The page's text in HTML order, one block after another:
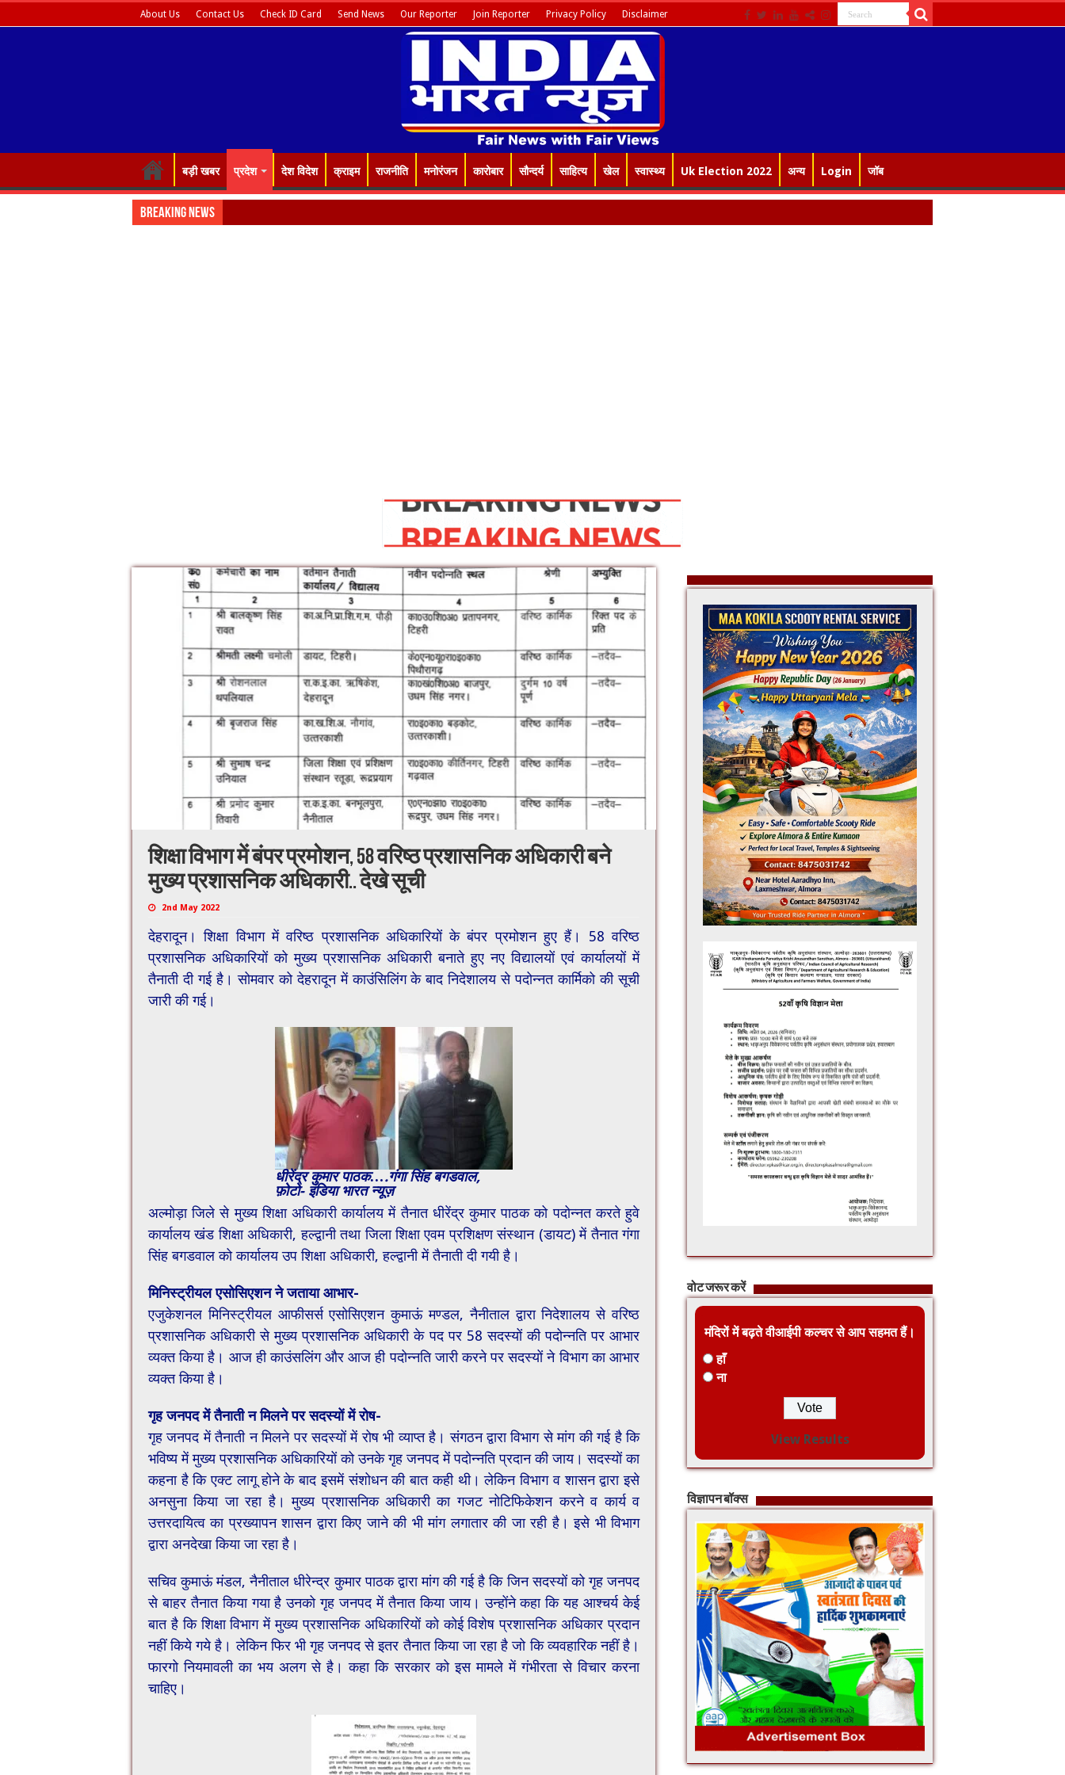
About Us Contact Us Check ID Card Send News Our Reporter Join Reporter Privacy Policy Disclaimer
बड़ी खबर प्रदेश देश विदेश क्राइम राजनीति मनोरंजन कारोबार सौन्दर्य साहित्य खेल स्वास्थ्य Uk Election 2022 अन्य Login जॉब
Breaking News
शिक्षा विभाग में बंपर प्रमोशन, 58 वरिष्ठ प्रशासनिक अधिकारी बने
मुख्य प्रशासनिक अधिकारी.. देखे सूची
2nd May 2022
देहरादून। शिक्षा विभाग में वरिष्ठ प्रशासनिक अधिकारियों के बंपर प्रमोशन हुए हैं। 58 वरिष्ठ
प्रशासनिक अधिकारियों को मुख्य प्रशासनिक अधिकारी बनाते हुए नए विद्यालयों एवं कार्यालयों में
तैनाती दी गई है। सोमवार को देहरादून में काउंसिलिंग के बाद निदेशालय से पदोन्नत कार्मिको की सूची
जारी की गई।
धीरेंद्र कुमार पाठक….गंगा सिंह बगडवाल,
फ़ोटो- इंडिया भारत न्यूज़
अल्मोड़ा जिले से मुख्य शिक्षा अधिकारी कार्यालय में तैनात धीरेंद्र कुमार पाठक को पदोन्नत करते हुवे
कार्यालय खंड शिक्षा अधिकारी, हल्द्वानी तथा जिला शिक्षा एवम प्रशिक्षण संस्थान (डायट) में तैनात गंगा
सिंह बगडवाल को कार्यालय उप शिक्षा अधिकारी, हल्द्वानी में तैनाती दी गयी है।
मिनिस्ट्रीयल एसोसिएशन ने जताया आभार-
एजुकेशनल मिनिस्ट्रीयल आफीसर्स एसोसिएशन कुमाऊं मण्डल, नैनीताल द्वारा निदेशालय से वरिष्ठ
प्रशासनिक अधिकारी से मुख्य प्रशासनिक अधिकारी के पद पर 58 सदस्यों की पदोन्नति पर आभार
व्यक्त किया है। आज ही काउंसलिंग और आज ही पदोन्नति जारी करने पर सदस्यों ने विभाग का आभार
व्यक्त किया है।
गृह जनपद में तैनाती न मिलने पर सदस्यों में रोष-
गृह जनपद में तैनाती न मिलने पर सदस्यों में रोष भी व्याप्त है। संगठन द्वारा विभाग से मांग की गई है कि
भविष्य में मुख्य प्रशासनिक अधिकारियों को उनके गृह जनपद में पदोन्नति प्रदान की जाय। सदस्यों का
कहना है कि एक्ट लागू होने के बाद इसमें संशोधन की बात कही थी। लेकिन विभाग व शासन द्वारा इसे
अनसुना किया जा रहा है। मुख्य प्रशासनिक अधिकारी का गजट नोटिफिकेशन करने व कार्य व
उत्तरदायित्व का प्रख्यापन शासन द्वारा किए जाने की भी मांग लगातार की जा रही है। इसे भी विभाग
द्वारा अनदेखा किया जा रहा है।
सचिव कुमाऊं मंडल, नैनीताल धीरेन्द्र कुमार पाठक द्वारा मांग की गई है कि जिन सदस्यों को गृह जनपद
से बाहर तैनात किया गया है उनको गृह जनपद में तैनात किया जाय। उन्होंने कहा कि यह आश्चर्य केई
बात है कि शिक्षा विभाग में मुख्य प्रशासनिक अधिकारियों को कोई विशेष प्रशासनिक अधिकार प्रदान
नहीं किये गये है। लेकिन फिर भी गृह जनपद से इतर तैनात किया जा रहा है जो कि व्यवहारिक नहीं है।
फारगो नियमावली का भय अलग से है। कहा कि सरकार को इस मामले में गंभीरता से विचार करना
चाहिए।
वोट जरूर करें
मंदिरों में बढ़ते वीआईपी कल्चर से आप सहमत हैं।
हाँ
ना
View Results
विज्ञापन बॉक्स